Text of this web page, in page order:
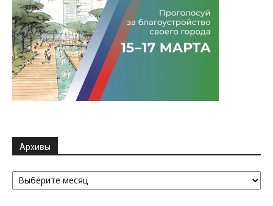
Архивы
Архивы